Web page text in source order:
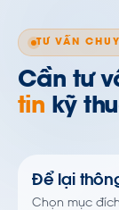
TƯ VẤN
Cần tư
tin kỹ
Để lại
Chọn mục